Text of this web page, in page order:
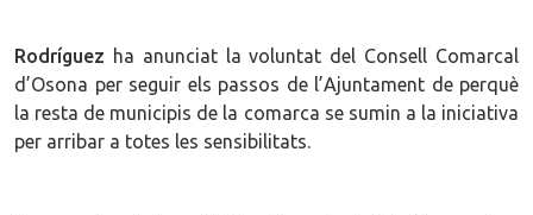
Rodríguez ha anunciat la voluntat del Consell Comarcal
d’Osona per seguir els passos de l’Ajuntament de perquè
la resta de municipis de la comarca se sumin a la iniciativa
per arribar a totes les sensibilitats.